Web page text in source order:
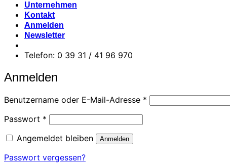
Unternehmen
Kontakt
Anmelden
Newsletter
Telefon: 0 39 31 / 41 96 970
Anmelden
Benutzername oder E-Mail-Adresse *
Passwort *
Angemeldet bleiben
Anmelden
Passwort vergessen?